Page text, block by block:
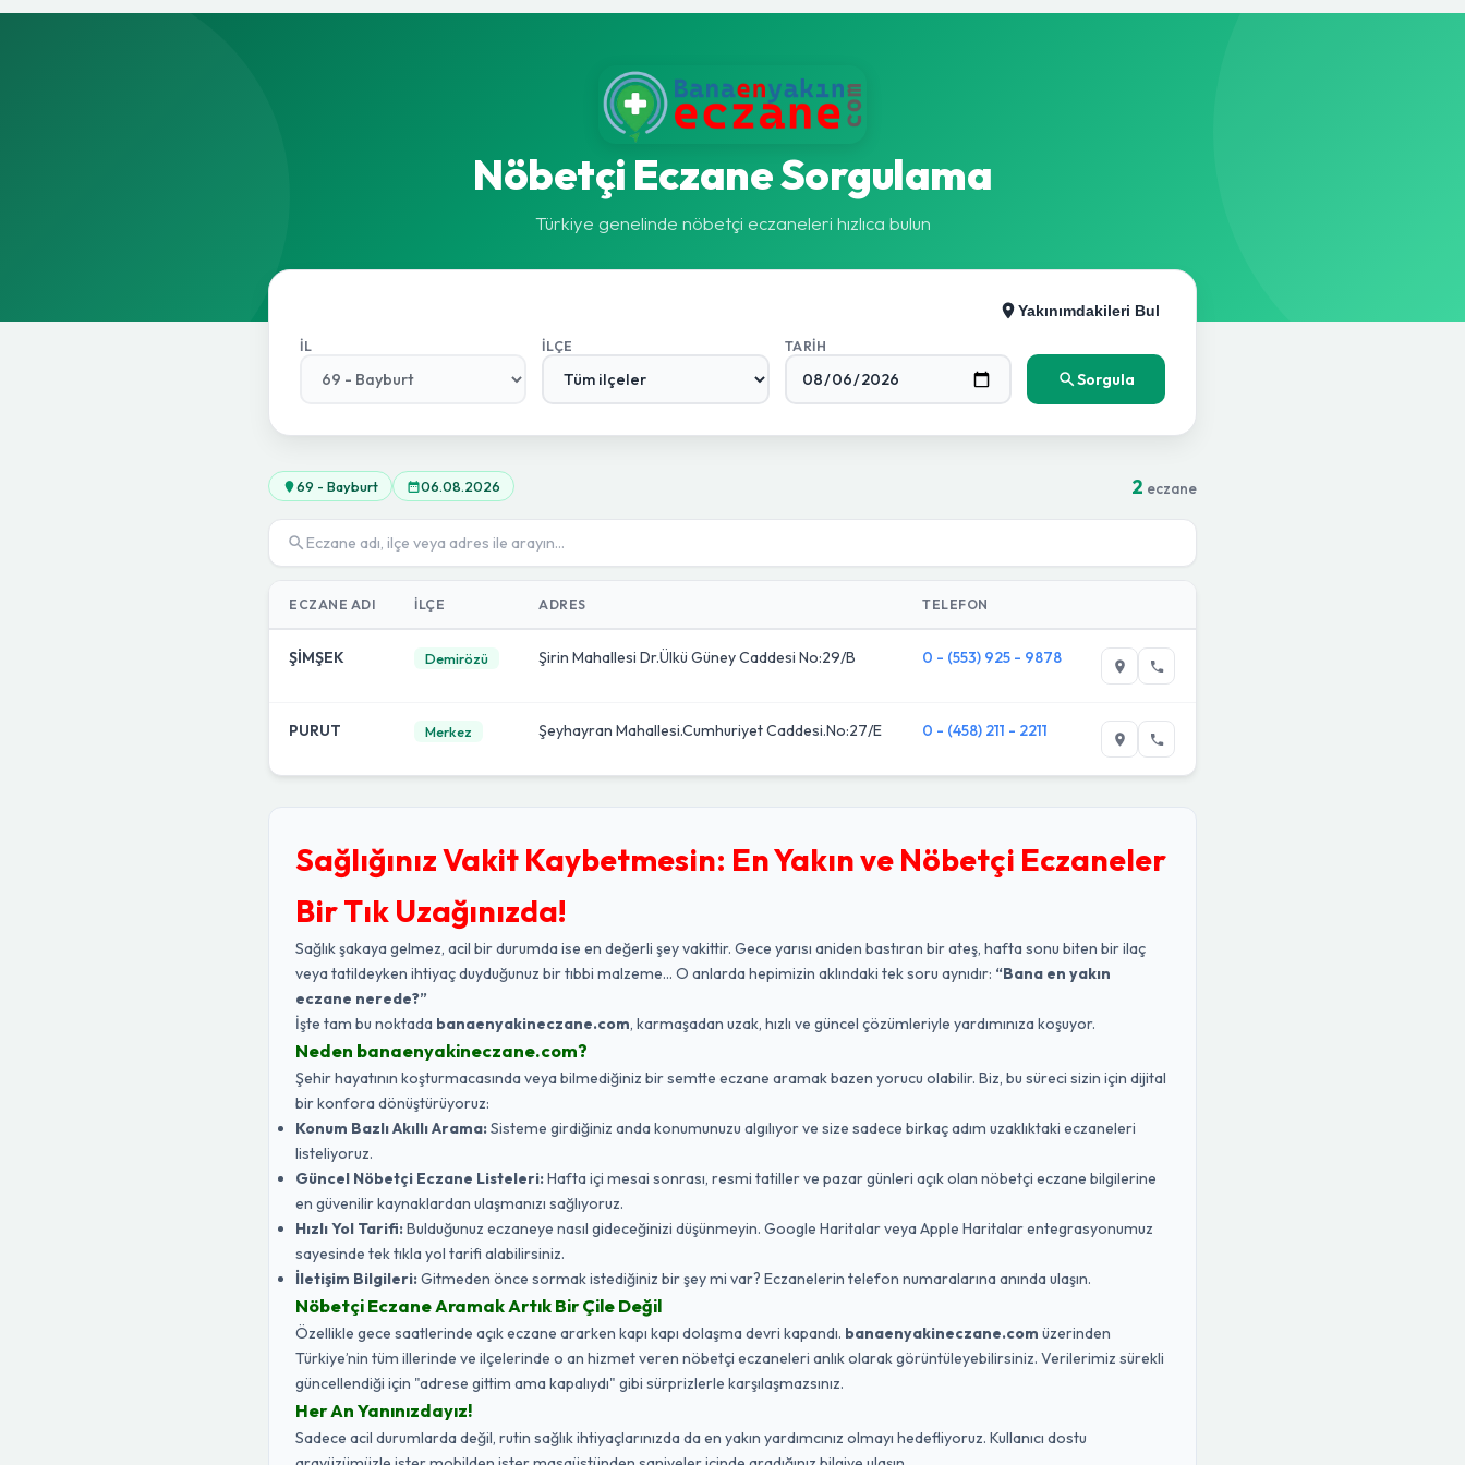
Nöbetçi Eczane Sorgulama
Türkiye genelinde nöbetçi eczaneleri hızlıca bulun
Yakınımdakileri Bul
İL İLÇE TARIH
Sorgula
69 - Bayburt 06.08.2026 2 eczane
ECZANE ADI İLÇE ADRES TELEFON
ŞİMŞEK Demirözü Şirin Mahallesi Dr.Ülkü Güney Caddesi No:29/B 0 - (553) 925 - 9878
PURUT Merkez Şeyhayran Mahallesi.Cumhuriyet Caddesi.No:27/E 0 - (458) 211 - 2211
Sağlığınız Vakit Kaybetmesin: En Yakın ve Nöbetçi Eczaneler
Bir Tık Uzağınızda!
Sağlık şakaya gelmez, acil bir durumda ise en değerli şey vakittir. Gece yarısı aniden bastıran bir ateş, hafta sonu biten bir ilaç
veya tatildeyken ihtiyaç duyduğunuz bir tıbbi malzeme... O anlarda hepimizin aklındaki tek soru aynıdır: “Bana en yakın
eczane nerede?”
İşte tam bu noktada banaenyakineczane.com, karmaşadan uzak, hızlı ve güncel çözümleriyle yardımınıza koşuyor.
Neden banaenyakineczane.com?
Şehir hayatının koşturmacasında veya bilmediğiniz bir semtte eczane aramak bazen yorucu olabilir. Biz, bu süreci sizin için dijital
bir konfora dönüştürüyoruz:
Konum Bazlı Akıllı Arama:Sisteme girdiğiniz anda konumunuzu algılıyor ve size sadece birkaç adım uzaklıktaki eczaneleri
listeliyoruz.
Güncel Nöbetçi Eczane Listeleri:Hafta içi mesai sonrası, resmi tatiller ve pazar günleri açık olan nöbetçi eczane bilgilerine
en güvenilir kaynaklardan ulaşmanızı sağlıyoruz.
Hızlı Yol Tarifi:Bulduğunuz eczaneye nasıl gideceğinizi düşünmeyin. Google Haritalar veya Apple Haritalar entegrasyonumuz
sayesinde tek tıkla yol tarifi alabilirsiniz.
İletişim Bilgileri:Gitmeden önce sormak istediğiniz bir şey mi var? Eczanelerin telefon numaralarına anında ulaşın.
Nöbetçi Eczane Aramak Artık Bir Çile Değil
Özellikle gece saatlerinde açık eczane ararken kapı kapı dolaşma devri kapandı. banaenyakineczane.com üzerinden
Türkiye’nin tüm illerinde ve ilçelerinde o an hizmet veren nöbetçi eczaneleri anlık olarak görüntüleyebilirsiniz. Verilerimiz sürekli
güncellendiği için "adrese gittim ama kapalıydı" gibi sürprizlerle karşılaşmazsınız.
Her An Yanınızdayız!
Sadece acil durumlarda değil, rutin sağlık ihtiyaçlarınızda da en yakın yardımcınız olmayı hedefliyoruz. Kullanıcı dostu